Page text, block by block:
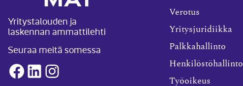
Yritystalouden ja
laskennan ammattilehti
Seuraa meitä somessa
Facebook
LinkedInInstagram
Verotus
Yritysjuridiikka
Palkkahallinto
Henkilöstöhallinto
Työoikeus